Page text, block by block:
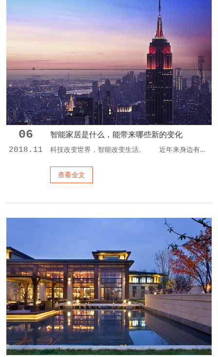
06
2018.11
智能家居是什么，能带来哪些新的变化
科技改变世界，智能改变生活。 近年来身边有越来越多的人开始关注智能家居起来了，但大多数都是听说，并不了解智能家居是什么，能带来哪些新的变化，在这里小编从几个常见的场景给大家简单介绍下智能家居： 1.早晨，当您还在熟睡时，轻柔的音乐缓缓响起，卧室的窗帘准时自动拉开，温暖的阳光轻洒入室，呼唤你开始新的一天。当你起床洗漱时，营养早餐已经做好，餐毕，音响自动关机，提醒您赶快上班。当你和家人外出旅游时，...
查看全文